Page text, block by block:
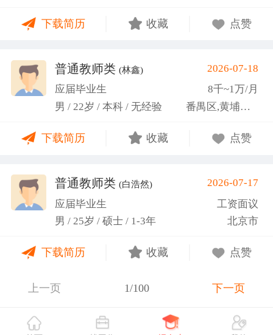
任班级生活委员与课程助管，多次组织班级篮球、羽
关活动。
下载简历 收藏 点赞
普通教师类 (林鑫)
2026-07-18
应届毕业生
8千~1万/月
男 / 22岁 / 本科 / 无经验
番禺区,黄埔区,越秀区
下载简历 收藏 点赞
普通教师类 (白浩然)
2026-07-17
应届毕业生
工资面议
男 / 25岁 / 硕士 / 1-3年
北京市
下载简历 收藏 点赞
上一页 1/100 下一页